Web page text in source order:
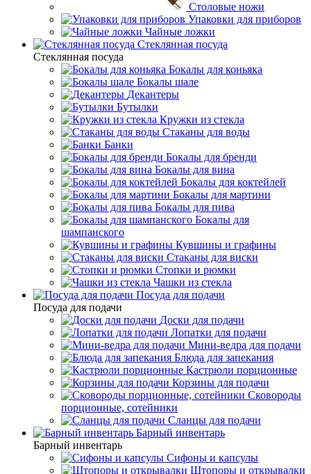
Столовые ножи
Упаковки для приборов
Чайные ложки
Стеклянная посуда
Стеклянная посуда
Бокалы для коньяка
Бокалы шале
Декантеры
Бутылки
Кружки из стекла
Стаканы для воды
Банки
Бокалы для бренди
Бокалы для вина
Бокалы для коктейлей
Бокалы для мартини
Бокалы для пива
Бокалы для
шампанского
Кувшины и графины
Стаканы для виски
Стопки и рюмки
Чашки из стекла
Посуда для подачи
Посуда для подачи
Доски для подачи
Лопатки для подачи
Мини-ведра для подачи
Блюда для запекания
Кастрюли порционные
Корзины для подачи
Сковороды
порционные, сотейники
Сланцы для подачи
Барный инвентарь
Барный инвентарь
Сифоны и капсулы
Штопоры и открывалки